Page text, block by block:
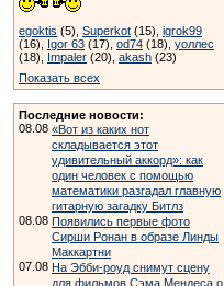
egoktis (5), Superkot (15), igrok99
(16), Igor 63 (17), od74 (18), уоллес
(18), Impaler (20), akash (23)
Показать всех
Последние новости:
08.08 «Вот из каких нот
складывается этот
удивительный аккорд»: как
один человек с помощью
математики разгадал главную
гитарную загадку Битлз
08.08 Появились первые фото
Сирши Ронан в образе Линды
Маккартни
07.08 На Эбби-роуд снимут сцену
для фильмов Сэма Мендеса о